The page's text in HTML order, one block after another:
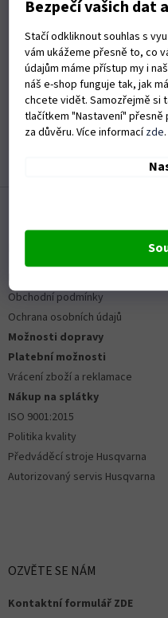
Bezpečí vašich dat
Stačí odkliknout souhlas s
vám ukážeme přesně to, co
údajům máme přístup my i
náš e-shop funguje tak, jak
chcete vidět. Samozřejmě si
tlačítkem "Nastavení" přesně
za důvěru. Více informacízde.
+ Vše naprosto v
Hodnocení
19.6.2026
Rychlé dodání zboží
Obchodní podmínky
Ochrana osobních údajů
Možnosti dopravy
Platební možnosti
Vrácení zboží a reklamace
Nákup na splátky
ISO 9001:2015
Politika kvality
Předváděcí stroje Husqvarna
Autorizovaný servis Husqvarna
OZVĚTE SE NÁM
Kontaktní formulář ZDE